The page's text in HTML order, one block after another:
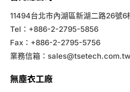
11494台北市內湖區新湖二路26號6
Tel：+886-2-2795-5856
Fax：+886-2-2795-5756
業務信箱： sales@tsetech.com.tw
無塵衣工廠